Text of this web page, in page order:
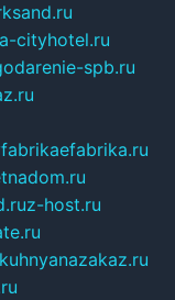
cityhotel.ru
spb.ru
z-host.ru